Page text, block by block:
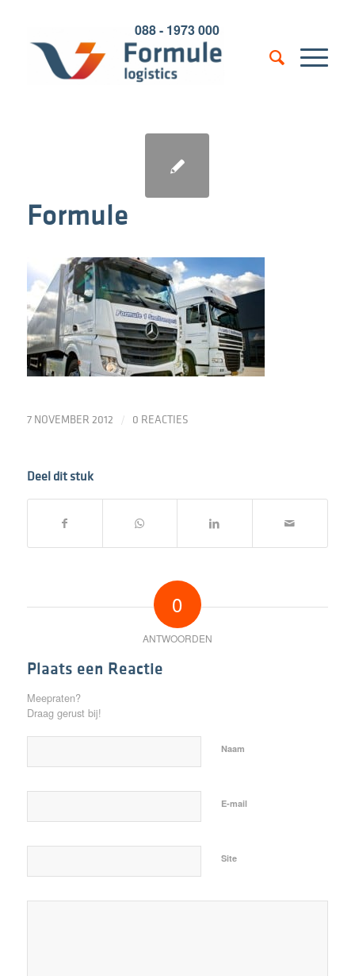
088 - 1973 000
Formule
7 NOVEMBER 2012 / 0 REACTIES
Deel dit stuk
0
ANTWOORDEN
Plaats een Reactie
Meepraten?
Draag gerust bij!
Naam
E-mail
Site